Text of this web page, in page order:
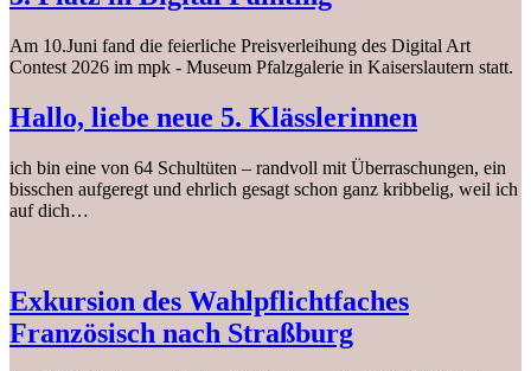
Am 10.Juni fand die feierliche Preisverleihung des Digital Art
Contest 2026 im mpk - Museum Pfalzgalerie in Kaiserslautern statt.
Hallo, liebe neue 5. Klässlerinnen
ich bin eine von 64 Schultüten – randvoll mit Überraschungen, ein
bisschen aufgeregt und ehrlich gesagt schon ganz kribbelig, weil ich
auf dich…
Exkursion des Wahlpflichtfaches
Französisch nach Straßburg